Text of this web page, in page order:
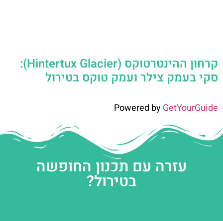
קרחון ההינטרטוקס (Hintertux Glacier):
סקי בעמק צילר ועמק טוקס בטירול
Powered byGetYourGuide
עזרה עם תכנון החופשה
בטירול?